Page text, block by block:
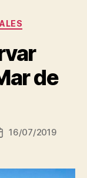
de
16/07/2019